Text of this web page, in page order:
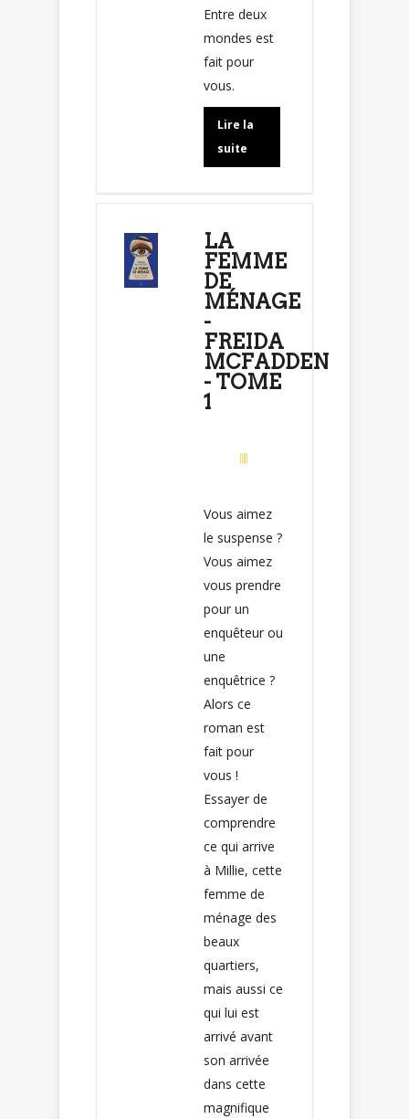
Entre deux
mondes est
fait pour
vous.
Lire la
suite
LA
FEMME
DE
MÉNAGE
-
FREIDA
MCFADDEN
- TOME
1
Vous aimez
le suspense ?
Vous aimez
vous prendre
pour un
enquêteur ou
une
enquêtrice ?
Alors ce
roman est
fait pour
vous !
Essayer de
comprendre
ce qui arrive
à Millie, cette
femme de
ménage des
beaux
quartiers,
mais aussi ce
qui lui est
arrivé avant
son arrivée
dans cette
magnifique